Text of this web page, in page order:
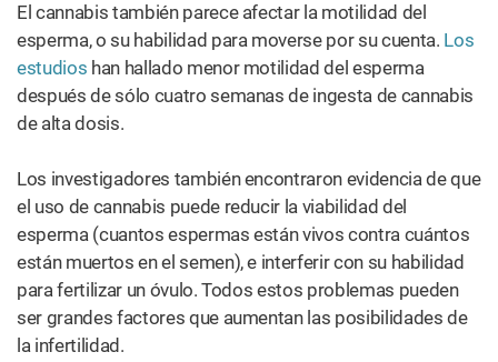
El cannabis también parece afectar la motilidad del
esperma, o su habilidad para moverse por su cuenta. Los
estudios han hallado menor motilidad del esperma
después de sólo cuatro semanas de ingesta de cannabis
de alta dosis.
Los investigadores también encontraron evidencia de que
el uso de cannabis puede reducir la viabilidad del
esperma (cuantos espermas están vivos contra cuántos
están muertos en el semen), e interferir con su habilidad
para fertilizar un óvulo. Todos estos problemas pueden
ser grandes factores que aumentan las posibilidades de
la infertilidad.